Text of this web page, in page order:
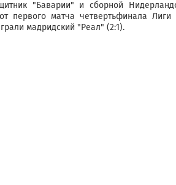
"Баварии" и сборной
первого матча четвертьфинала
мадридский "Реал" (2:1).